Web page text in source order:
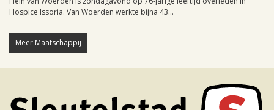
Hospice Issoria. Van Woerden werkte bijna 43...
Meer Maatschappij